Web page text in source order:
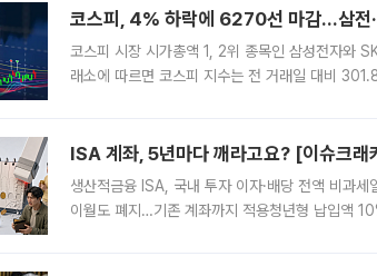
코스피, 4% 하락에 6270선 마감…삼전
코스피 시장 시가총액 1, 2위 종목인 삼성전자와
래소에 따르면 코스피 지수는 전 거래일 대비
ISA 계좌, 5년마다 깨라고요? [이슈크래
생산적금융 ISA, 국내 투자 이자·배당 전액 비과
이월도 폐지…기존 계좌까지 적용청년형 납입액